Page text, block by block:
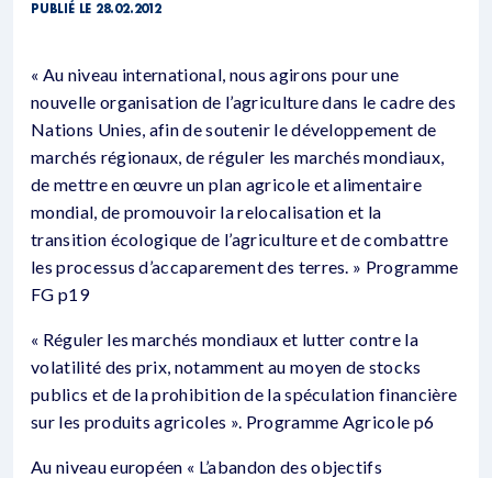
PUBLIÉ LE 28.02.2012
« Au niveau international, nous agirons pour une
nouvelle organisation de l’agriculture dans le cadre des
Nations Unies, afin de soutenir le développement de
marchés régionaux, de réguler les marchés mondiaux,
de mettre en œuvre un plan agricole et alimentaire
mondial, de promouvoir la relocalisation et la
transition écologique de l’agriculture et de combattre
les processus d’accaparement des terres. » Programme
FG p19
« Réguler les marchés mondiaux et lutter contre la
volatilité des prix, notamment au moyen de stocks
publics et de la prohibition de la spéculation financière
sur les produits agricoles ». Programme Agricole p6
Au niveau européen « L’abandon des objectifs